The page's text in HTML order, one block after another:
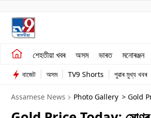
শেহতীয়া খবৰ অসম ভাৰত মনোৰঞ্জন
শেহতীয়া খবৰ
অসম
ভাৰত
বাজেট অসম TV9 Shorts পুৱাৰ মুখ্য খবৰ
Assamese News Photo Gallery > Gold